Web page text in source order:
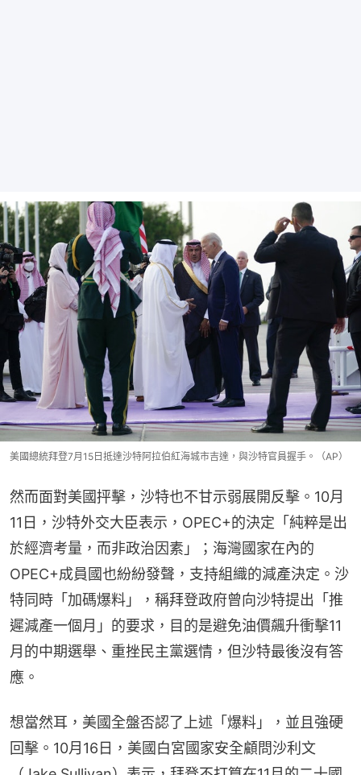
美國總統拜登7月15日抵達沙特阿拉伯紅海城市吉達，與沙特官員握手。（AP）
然而面對美國抨擊，沙特也不甘示弱展開反擊。10月
11日，沙特外交大臣表示，OPEC+的決定「純粹是出
於經濟考量，而非政治因素」；海灣國家在內的
OPEC+成員國也紛紛發聲，支持組織的減產決定。沙
特同時「加碼爆料」，稱拜登政府曾向沙特提出「推
遲減產一個月」的要求，目的是避免油價飆升衝擊11
月的中期選舉、重挫民主黨選情，但沙特最後沒有答
應。
想當然耳，美國全盤否認了上述「爆料」，並且強硬
回擊。10月16日，美國白宮國家安全顧問沙利文